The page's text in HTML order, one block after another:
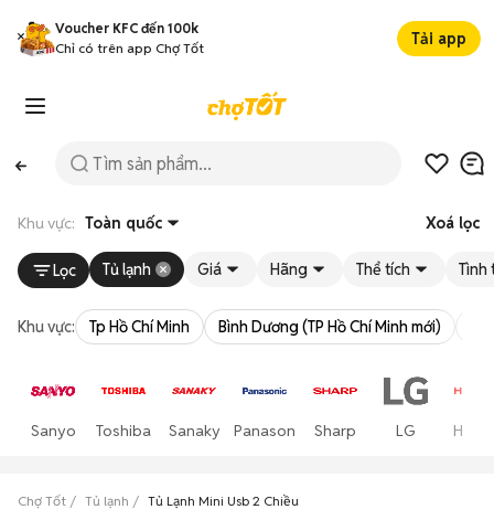
Voucher KFC đến 100k
Chỉ có trên app Chợ Tốt
Tải app
Khu vực: Toàn quốc Xoá lọc
Lọc Tủ lạnh Giá Hãng Thể tích Tình
Khu vực: Tp Hồ Chí Minh Bình Dương (TP Hồ Chí Minh mới)
Sanyo Toshiba Sanaky Panasonic Sharp LG
Chợ Tốt Tủ lạnh Tủ Lạnh Mini Usb 2 Chiều